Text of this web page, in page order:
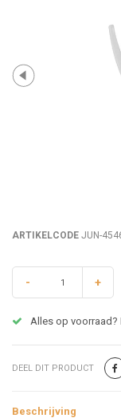
ARTIKELCODE JUN-
- +
Alles op voorraad?
DEEL DIT PRODUCT
Beschrijving